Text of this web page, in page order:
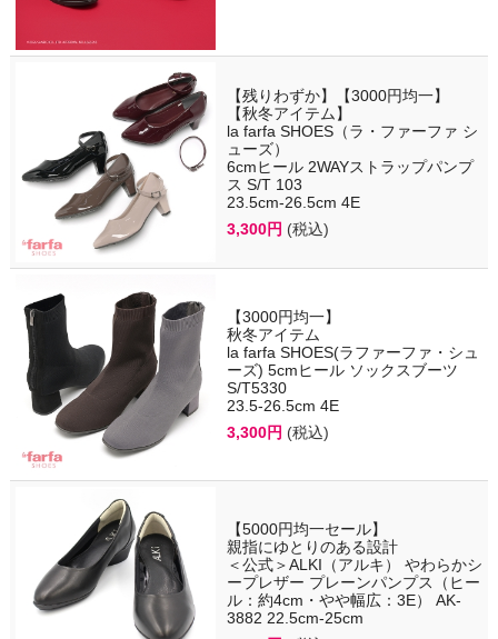
【残りわずか】【3000円均一】
【秋冬アイテム】
la farfa SHOES（ラ・ファーファ シ
ューズ）
6cmヒール 2WAYストラップパンプ
ス S/T 103
23.5cm-26.5cm 4E
3,300円 (税込)
【3000円均一】
秋冬アイテム
la farfa SHOES(ラファーファ・シュ
ーズ) 5cmヒール ソックスブーツ
S/T5330
23.5-26.5cm 4E
3,300円 (税込)
【5000円均一セール】
親指にゆとりのある設計
＜公式＞ALKI（アルキ） やわらかシ
ープレザー プレーンパンプス（ヒー
ル：約4cm・やや幅広：3E） AK-
3882 22.5cm-25cm